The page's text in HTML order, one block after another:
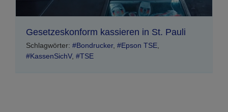
Gesetzeskonform kassieren in St. Pauli
Schlagwörter: #Bondrucker, #Epson TSE,
#KassenSichV, #TSE